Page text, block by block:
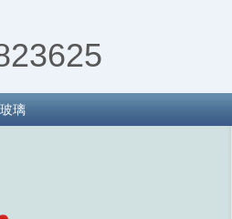
璃